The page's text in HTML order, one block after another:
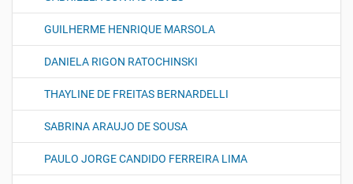
GUILHERME HENRIQUE MARSOLA
DANIELA RIGON RATOCHINSKI
THAYLINE DE FREITAS BERNARDELLI
SABRINA ARAUJO DE SOUSA
PAULO JORGE CANDIDO FERREIRA LIMA